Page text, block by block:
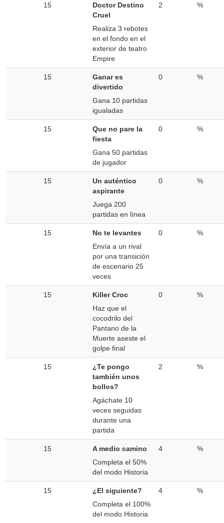
15
Doctor Destino
Cruel
Realiza 3 rebotes
en el fondo en el
exterior de teatro
Empire
2 %
15
Ganar es
divertido
Gana 10 partidas
igualadas
0 %
15
Que no pare la
fiesta
Gana 50 partidas
de jugador
0 %
15
Un auténtico
aspirante
Juega 200
partidas en línea
0 %
15
No te levantes
Envía a un rival
por una transición
de escenario 25
veces
0 %
15
Killer Croc
Haz que el
cocodrilo del
Pantano de la
Muerte aseste el
golpe final
0 %
15
¿Te pongo
también unos
bollos?
Agáchate 10
veces seguidas
durante una
partida
2 %
15
A medio camino
Completa el 50%
del modo Historia
4 %
15
¿El siguiente?
Completa el 100%
del modo Historia
4 %